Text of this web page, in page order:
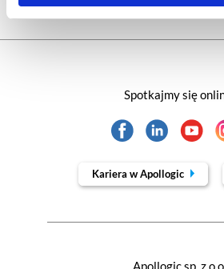
Apollogic sp. z o.o.
Spotkajmy się
Kariera w Apollogic